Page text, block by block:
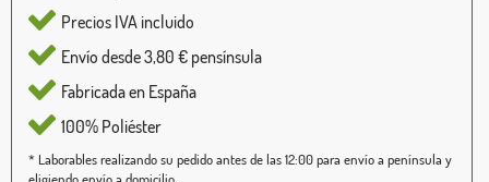
Precios IVA incluido
Envío desde 3,80 € pensínsula
Fabricada en España
100% Poliéster
* Laborables realizando su pedido antes de las 12:00 para envío a península y